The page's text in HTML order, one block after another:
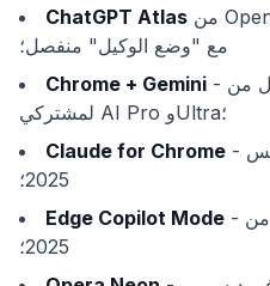
ChatGPT Atlas
مع "وضع الوكيل" منفصل؛
Chrome + Gemini - تكامل من Google، يناير 2026،
لمشتركي AI Pro وUltra؛
Claude for Chrome - إضافة للمتصفح الحالي، أغسطس
2025؛
Edge Copilot Mode - وضع مجاني من Microsoft، يوليو
2025؛